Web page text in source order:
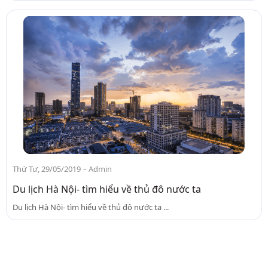
Thứ Tư, 29/05/2019 - Admin
Du lịch Hà Nội- tìm hiểu về thủ đô nước ta
Du lịch Hà Nội- tìm hiểu về thủ đô nước ta ...